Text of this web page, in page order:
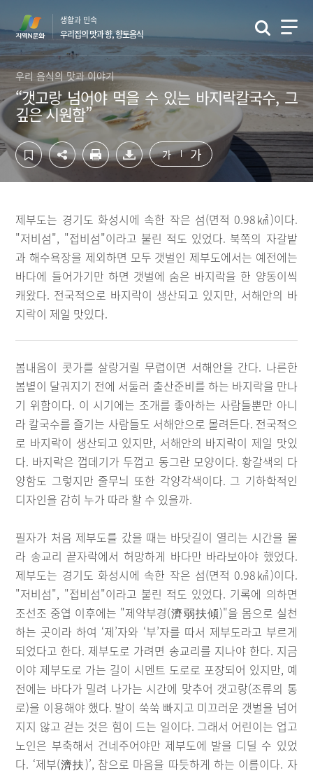
텐
츠
영
역
바
로
가
기
단
영
역
바
로
가
기
생활과 민속
우리집의 맛과 향, 향토음식
우리 음식의 맛과 이야기
“갯고랑 넘어야 먹을 수 있는 바지락칼국수, 그
깊은 시원함”
가 가
제부도는 경기도 화성시에 속한 작은 섬(면적 0.98㎢)이다.
"저비섬", "접비섬"이라고 불린 적도 있었다. 북쪽의 자갈밭
과 해수욕장을 제외하면 모두 갯벌인 제부도에서는 예전에는
바다에 들어가기만 하면 갯벌에 숨은 바지락을 한 양동이씩
캐왔다. 전국적으로 바지락이 생산되고 있지만, 서해안의 바
지락이 제일 맛있다.
봄내음이 콧가를 살랑거릴 무렵이면 서해안을 간다. 나른한
봄볕이 달궈지기 전에 서둘러 출산준비를 하는 바지락을 만나
기 위함이다. 이 시기에는 조개를 좋아하는 사람들뿐만 아니
라 칼국수를 즐기는 사람들도 서해안으로 몰려든다. 전국적으
로 바지락이 생산되고 있지만, 서해안의 바지락이 제일 맛있
다. 바지락은 껍데기가 두껍고 동그란 모양이다. 황갈색의 다
양함도 그렇지만 줄무늬 또한 각양각색이다. 그 기하학적인
디자인을 감히 누가 따라 할 수 있을까.
필자가 처음 제부도를 갔을 때는 바닷길이 열리는 시간을 몰
라 송교리 끝자락에서 허망하게 바다만 바라보아야 했었다.
제부도는 경기도 화성시에 속한 작은 섬(면적 0.98㎢)이다.
"저비섬", "접비섬"이라고 불린 적도 있었다. 기록에 의하면
조선조 중엽 이후에는 "제약부경(濟弱扶傾)"을 몸으로 실천
하는 곳이라 하여 ‘제’자와 ‘부’자를 따서 제부도라고 부르게
되었다고 한다. 제부도로 가려면 송교리를 지나야 한다. 지금
이야 제부도로 가는 길이 시멘트 도로로 포장되어 있지만, 예
전에는 바다가 밀려 나가는 시간에 맞추어 갯고랑(조류의 통
로)을 이용해야 했다. 발이 쑥쑥 빠지고 미끄러운 갯벌을 넘어
지지 않고 걷는 것은 힘이 드는 일이다. 그래서 어린이는 업고
노인은 부축해서 건네주어야만 제부도에 발을 디딜 수 있었
다. ‘제부(濟扶)’, 참으로 마음을 따듯하게 하는 이름이다. 자